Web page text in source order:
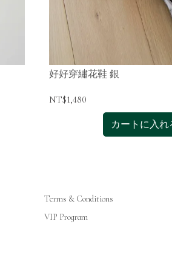
好好穿繡花鞋 銀
NT$1,480
カートに入れ
Terms & Conditions
VIP Program